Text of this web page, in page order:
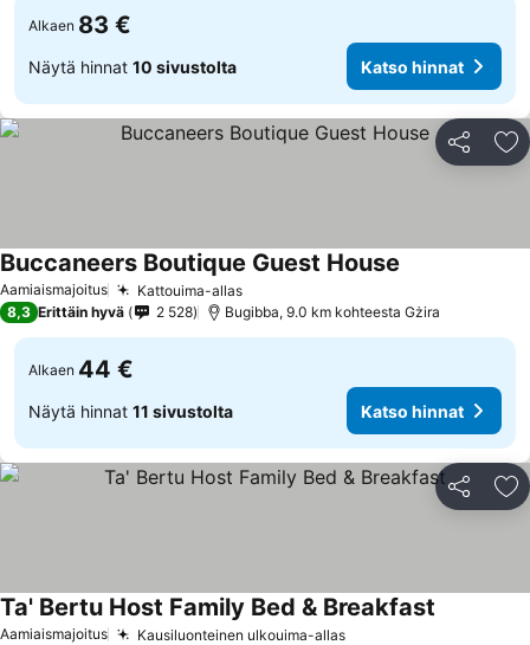
Alkaen 83 €
Näytä hinnat 10 sivustolta Katso hinnat
Jaa
Aamiaismajoitus Kattouima-allas
Buccaneers Boutique Guest House
8,3 Erittäin hyvä 2 528 Bugibba, 9.0 km kohteesta Gżira
Alkaen 44 €
Näytä hinnat 11 sivustolta Katso hinnat
Jaa
Aamiaismajoitus Kausiluonteinen ulkouima-allas
Ta' Bertu Host Family Bed & Breakfast